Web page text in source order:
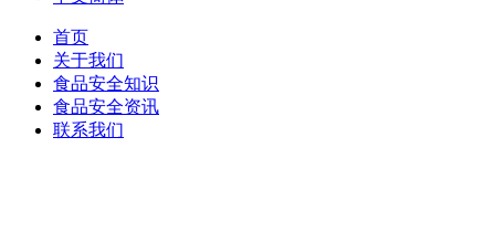
首页
关于我们
食品安全知识
食品安全资讯
联系我们